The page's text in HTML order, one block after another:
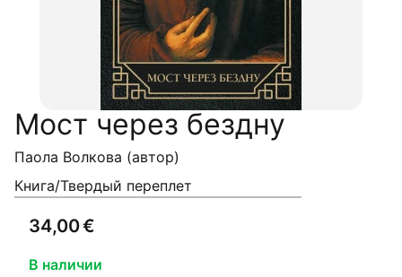
Мост через бездну
Паола Волкова (автор)
Книга/Твердый переплет
34,00 €
В наличии